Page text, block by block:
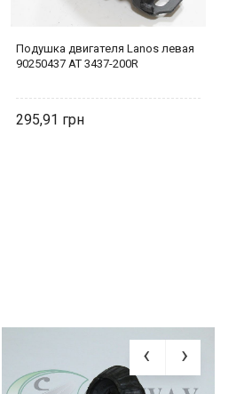
Подушка двигателя Lanos левая
90250437 AT 3437-200R
295,91